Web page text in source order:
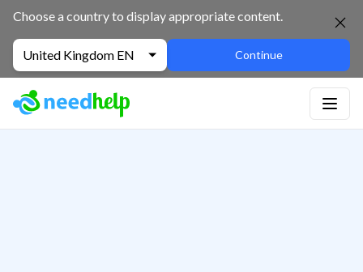
Choose a country to display appropriate content.
United Kingdom EN Continue